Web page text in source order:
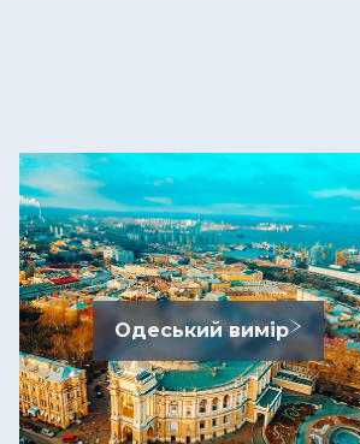
Одеський вимір